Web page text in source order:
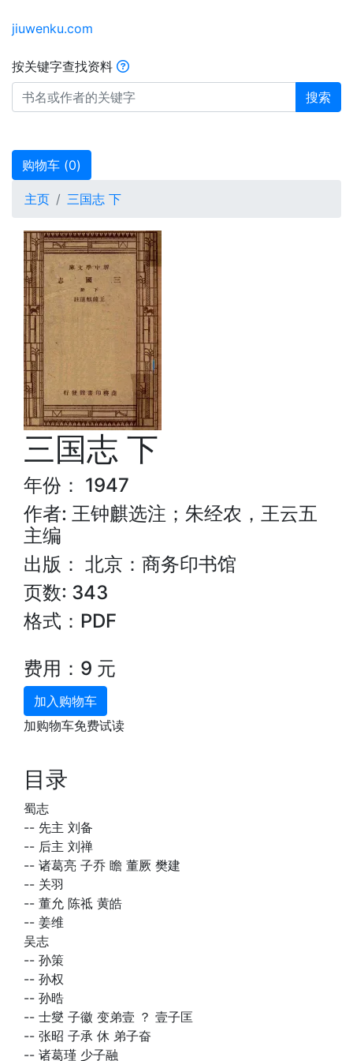
jiuwenku.com
按关键字查找资料
搜索
购物车 (0)
主页 三国志 下
三国志 下
年份： 1947
作者: 王钟麒选注；朱经农，王云五
主编
出版： 北京：商务印书馆
页数: 343
格式：PDF
费用：9 元
加入购物车
加购物车免费试读
目录
蜀志
-- 先主 刘备
-- 后主 刘禅
-- 诸葛亮 子乔 瞻 董厥 樊建
-- 关羽
-- 董允 陈祗 黄皓
-- 姜维
吴志
-- 孙策
-- 孙权
-- 孙晧
-- 士燮 子徽 变弟壹 ？ 壹子匡
-- 张昭 子承 休 弟子奋
-- 诸葛瑾 少子融